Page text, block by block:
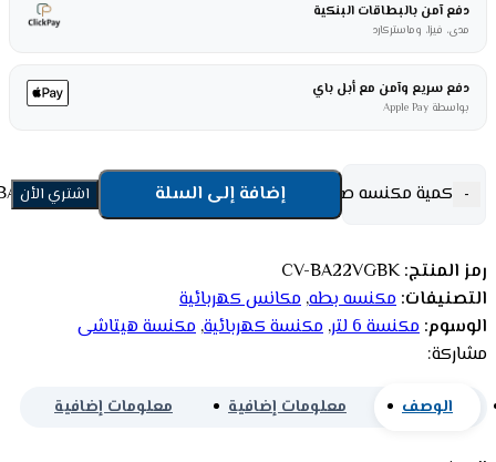
دفع آمن بالبطاقات البنكية
مدى، فيزا، وماستركارد
دفع سريع وآمن مع أبل باي
بواسطة Apple Pay
- كمية مكنسه صغيره هيتاشي 6 لتر 2200وات -اسود CV-BA22VGBKإضافة إلى السلة اشتري الأن
رمز المنتج:CV-BA22VGBK
التصنيفات: مكنسه بطه, مكانس كهربائية
الوسوم: مكنسة 6 لتر , مكنسة كهربائية, مكنسة هيتاشى
مشاركة:
الوصف معلومات إضافية معلومات إضافية